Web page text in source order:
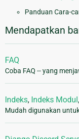
Panduan Cara-
Mendapatkan
FAQ
Coba FAQ -- yang
Indeks, Indeks Modul
Mudah digunakan